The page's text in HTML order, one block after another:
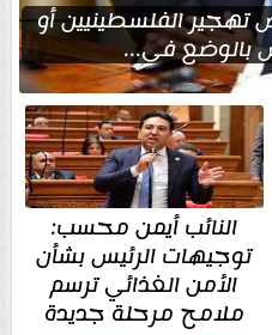
تهجير الفلسطينيين أو
بالوضع في...
النائب أيمن محسب:
توجيهات الرئيس بشأن
الأمن الغذائي ترسم
ملامح مرحلة جديدة